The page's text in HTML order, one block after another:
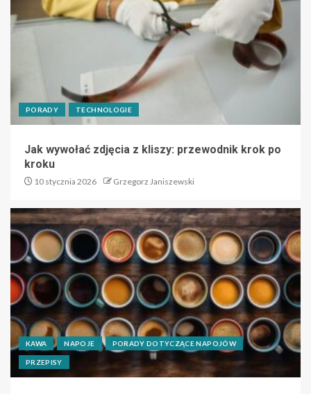
PORADY TECHNOLOGIE
Jak wywołać zdjęcia z kliszy: przewodnik krok po
kroku
10 stycznia 2026 Grzegorz Janiszewski
KAWA NAPOJE PORADY DOTYCZĄCE NAPOJÓW
PRZEPISY